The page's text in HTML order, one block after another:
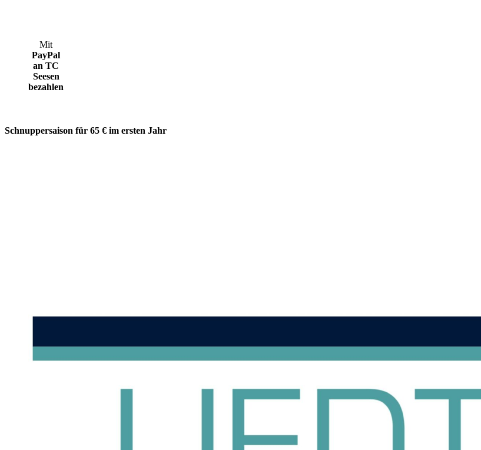
Mit
PayPal
an TC
Seesen
bezahlen
Schnuppersaison für 65 € im ersten Jahr